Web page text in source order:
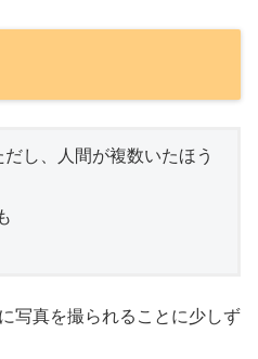
し、人間が複数いたほう
写真を撮られることに少しず